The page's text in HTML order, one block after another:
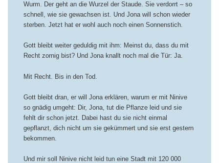
Wurm. Der geht an die Wurzel der Staude. Sie verdorrt – so
schnell, wie sie gewachsen ist. Und Jona will schon wieder
sterben. Jetzt hat er wohl auch noch einen Sonnenstich.
Gott bleibt weiter geduldig mit ihm: Meinst du, dass du mit
Recht zornig bist? Und Jona knallt noch mal die Tür: Ja.
Mit Recht. Bis in den Tod.
Gott bleibt dran, er will Jona erklären, warum er mit Ninive
so gnädig umgeht: Dir, Jona, tut die Pflanze leid und sie
fehlt dir schon jetzt. Dabei hast du sie nicht einmal
gepflanzt, dich nicht um sie gekümmert und sie erst gestern
bekommen.
Und mir soll Ninive nicht leid tun eine Stadt mit 120 000